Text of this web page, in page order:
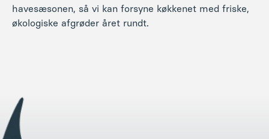
havesæsonen, så vi kan forsyne køkkenet med friske,
økologiske afgrøder året rundt.